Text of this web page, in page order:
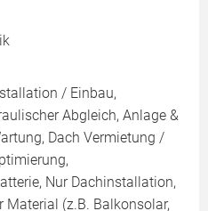
/ Einbau,
Abgleich, Anlage &
Dach Vermietung /
Nur Dachinstallation,
Material (z.B. Balkonsolar,